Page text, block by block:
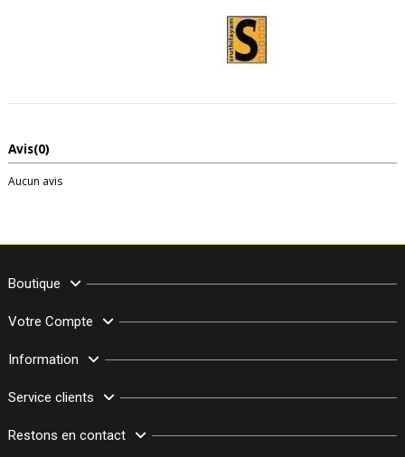
Avis(0)
Aucun avis
Boutique
Votre Compte
Information
Service clients
Restons en contact